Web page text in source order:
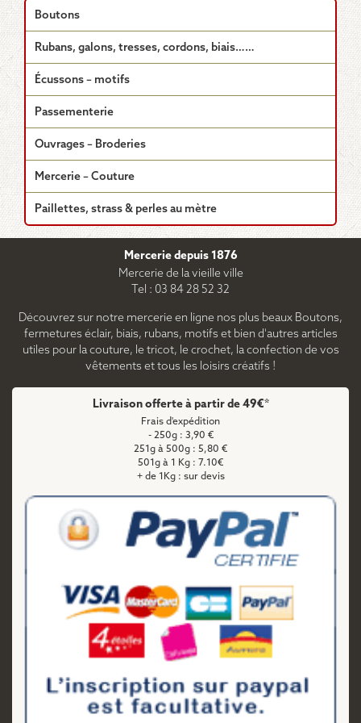
options
peuvent
être
choisies
sur
page
du
produit
Boutons
Rubans, galons, tresses, cordons, biais……
Écussons – motifs
Passementerie
Ouvrages – Broderies
Mercerie – Couture
Paillettes, strass & perles au mètre
Mercerie depuis 1876
Mercerie de la vieille ville
Tel : 03 84 28 52 32
Découvrez sur notre mercerie en ligne nos plus beaux Boutons,
fermetures éclair, biais, rubans, motifs et bien d'autres articles
utiles pour la couture, le tricot, le crochet, la confection de vos
vêtements et tous les loisirs créatifs !
Livraison offerte à partir de 49€*
Frais d'expédition
- 250g : 3,90 €
251g à 500g : 5,80 €
501g à 1 Kg : 7.10€
+ de 1Kg : sur devis